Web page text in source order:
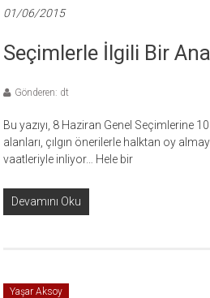
01/06/2015
Seçimlerle İlgili Bir
Gönderen: dt
Bu yazıyı, 8 Haziran Genel Seçimlerine
alanları, çılgın önerilerle halktan oy
vaatleriyle inliyor… Hele bir
Devamını Oku
Yaşar Aksoy